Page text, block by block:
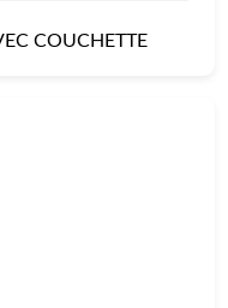
COUCHETTE